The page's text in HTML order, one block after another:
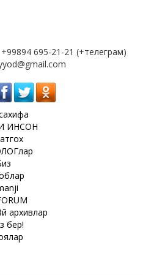
695-21-21 (+телеграм)
ИНСОН
архивлар
бер!